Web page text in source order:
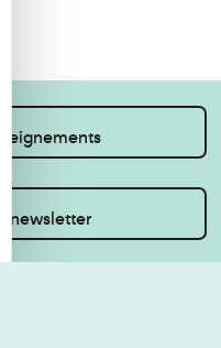
newsletter